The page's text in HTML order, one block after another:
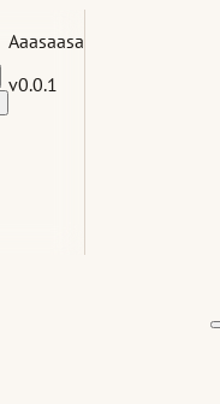
Aaasaasa
v0.0.1